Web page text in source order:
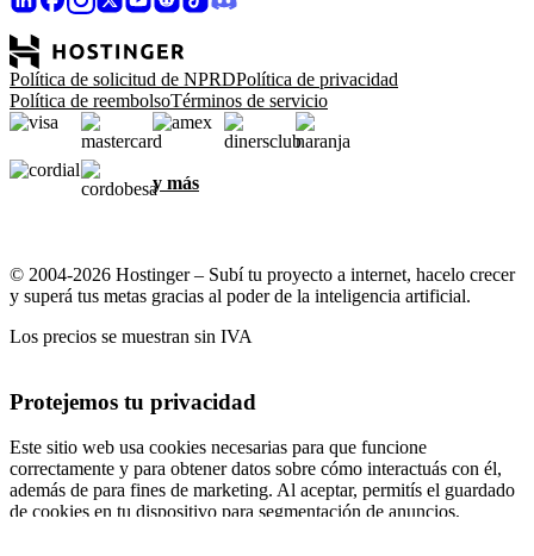
Política de solicitud de NPRDPolítica de privacidad
Política de reembolsoTérminos de servicio
y más
© 2004-2026 Hostinger – Subí tu proyecto a internet, hacelo crecer
y superá tus metas gracias al poder de la inteligencia artificial.
Los precios se muestran sin IVA
Protejemos tu privacidad
Este sitio web usa cookies necesarias para que funcione
correctamente y para obtener datos sobre cómo interactuás con él,
además de para fines de marketing. Al aceptar, permitís el guardado
de cookies en tu dispositivo para segmentación de anuncios,